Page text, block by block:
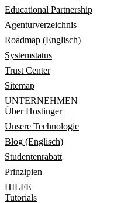
Educational Partnership
Agenturverzeichnis
Roadmap (Englisch)
Systemstatus
Trust Center
Sitemap
UNTERNEHMEN
Über Hostinger
Unsere Technologie
Blog (Englisch)
Studentenrabatt
Prinzipien
HILFE
Tutorials